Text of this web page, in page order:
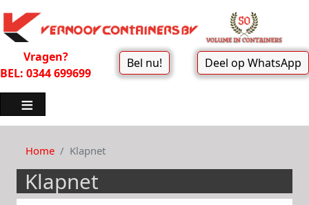
Vragen?
BEL: 0344 699699
Bel nu! Deel op WhatsApp
Home Klapnet
Klapnet